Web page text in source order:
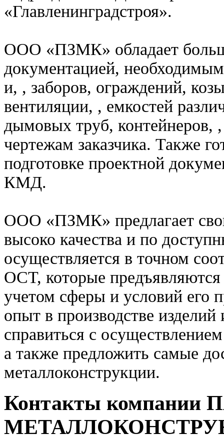
«Главленинградстроя».
ООО «ПЗМК» обладает
документацией,
и, , заборов, ограждений,
вентиляции, , емкостей
дымовых труб, контейнеров,
чертежам заказчика. Также
подготовке проектной
КМД.
ООО «ПЗМК» предлагает
высоко качества и по
осуществляется в точном
ОСТ, которые
учетом сферы и условий
опыт в производстве
справиться с
а также предложить самые
металлоконструкции.
Контакты